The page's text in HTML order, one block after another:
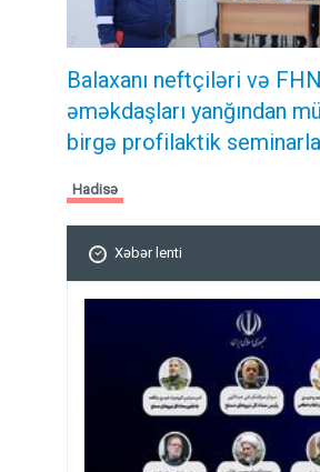
Balaxanı neftçiləri və FHN
əməkdaşları yanğından
birgə profilaktik
Hadisə
Xəbər lenti